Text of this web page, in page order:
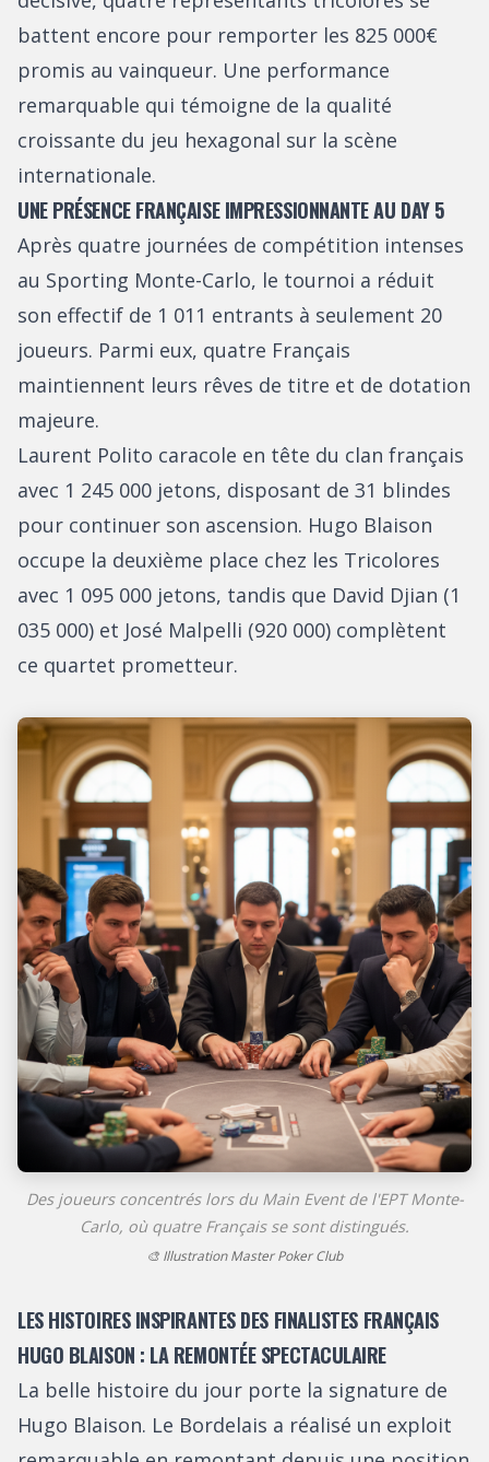
battent encore pour remporter les 825 000€
promis au vainqueur. Une performance
remarquable qui témoigne de la qualité
croissante du jeu hexagonal sur la scène
internationale.
UNE PRÉSENCE FRANÇAISE IMPRESSIONNANTE AU DAY 5
Après quatre journées de compétition intenses
au Sporting Monte-Carlo, le tournoi a réduit
son effectif de 1 011 entrants à seulement 20
joueurs. Parmi eux, quatre Français
maintiennent leurs rêves de titre et de dotation
majeure.
Laurent Polito caracole en tête du clan français
avec 1 245 000 jetons, disposant de 31 blindes
pour continuer son ascension. Hugo Blaison
occupe la deuxième place chez les Tricolores
avec 1 095 000 jetons, tandis que David Djian (1
035 000) et José Malpelli (920 000) complètent
ce quartet prometteur.
Des joueurs concentrés lors du Main Event de l'EPT Monte-
Carlo, où quatre Français se sont distingués.
🎨 Illustration Master Poker Club
LES HISTOIRES INSPIRANTES DES FINALISTES FRANÇAIS
HUGO BLAISON : LA REMONTÉE SPECTACULAIRE
La belle histoire du jour porte la signature de
Hugo Blaison. Le Bordelais a réalisé un exploit